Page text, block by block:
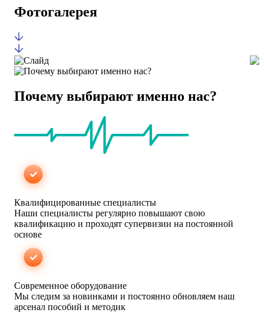
Фотогалерея
Почему выбирают именно нас?
Квалифицированные специалисты
Наши специалисты регулярно повышают свою
квалификацию и проходят супервизии на постоянной
основе
Cовременное оборудование
Мы следим за новинками и постоянно обновляем наш
арсенал пособий и методик